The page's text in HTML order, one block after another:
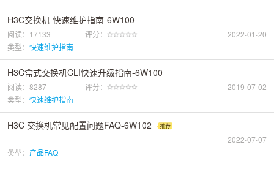
H3C交换机 快速维护指南-6W100
阅读：17133 评分：
2022-01-20
类型： 快速维护指南
H3C盒式交换机CLI快速升级指南-6W100
阅读：8287 评分：
2019-07-02
类型： 快速维护指南
H3C 交换机常见配置问题FAQ-6W102
2022-07-07
类型： 产品FAQ